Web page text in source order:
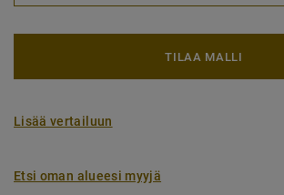
TILAA MALLI
Lisää vertailuun
Etsi oman alueesi myyjä